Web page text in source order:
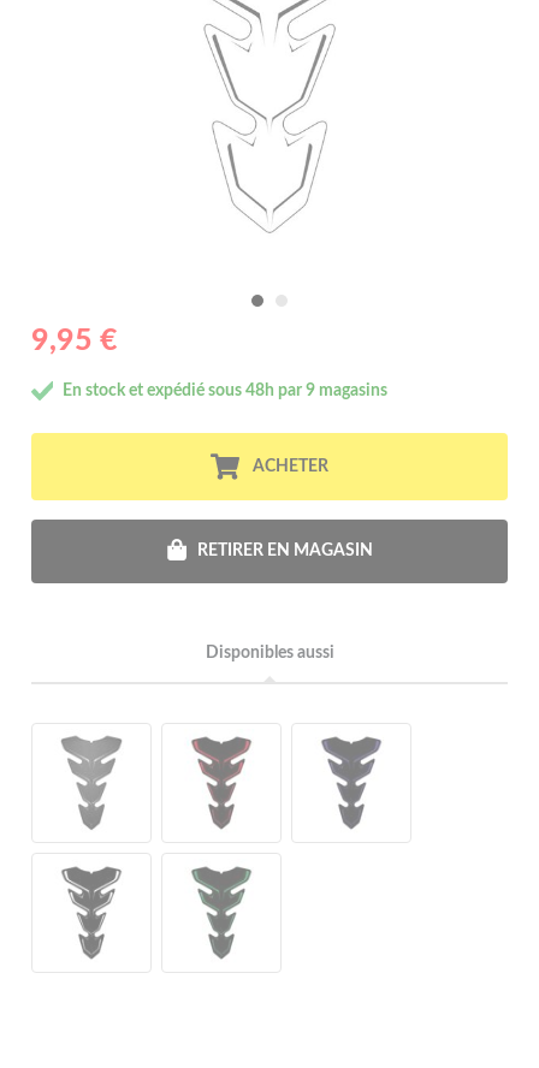
9,95 €
En stock et expédié sous 48h par 9 magasins
ACHETER
RETIRER EN MAGASIN
Disponibles aussi